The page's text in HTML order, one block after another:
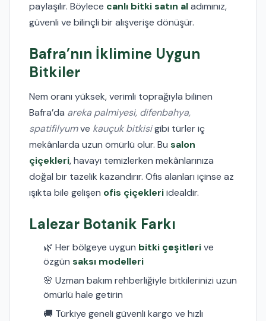
paylaşılır. Böylece canlı bitki satın aladımınız,
güvenli ve bilinçli bir alışverişe dönüşür.
Bafra’nın İklimine Uygun
Bitkiler
Nem oranı yüksek, verimli toprağıyla bilinen
Bafra’da areka palmiyesi, difenbahya,
spatifilyumve kauçuk bitkisigibi türler iç
mekânlarda uzun ömürlü olur. Bu salon
çiçekleri, havayı temizlerken mekânlarınıza
doğal bir tazelik kazandırır. Ofis alanları içinse az
ışıkta bile gelişen ofis çiçekleriidealdir.
Lalezar Botanik Farkı
🌿 Her bölgeye uygun bitki çeşitlerive
özgün saksı modelleri
🌸 Uzman bakım rehberliğiyle bitkilerinizi uzun
ömürlü hale getirin
🚚 Türkiye geneli güvenli kargo ve hızlı